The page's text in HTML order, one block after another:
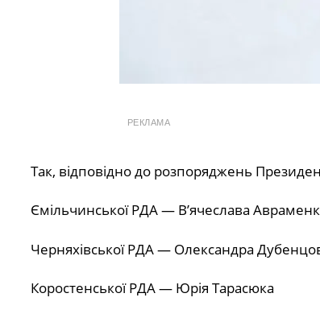
РЕКЛАМА
Так, відповідно до розпоряджень
Ємільчинської РДА — В’ячеслава
Черняхівської РДА — Олександра
Коростенської РДА — Юрія Тарасюка